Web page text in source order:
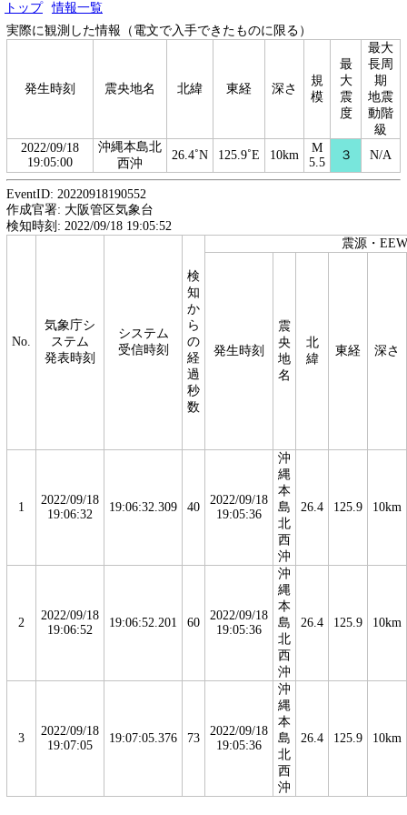
トップ
情報一覧
実際に観測した情報（電文で入手できたものに限る）
発生時刻 震央地名 北緯 東経 深さ
規
模
最
大
震
度
最大
長周
期
地震
動階
級
2022/09/18
19:05:00
沖縄本島北
西沖
26.4˚N 125.9˚E 10km
M
5.5
３ N/A
EventID: 20220918190552
作成官署: 大阪管区気象台
検知時刻: 2022/09/18 19:05:52
No.
気象庁シ
ステム
発表時刻
システム
受信時刻
検
知
か
ら
の
経
過
秒
数
震源・
発生時刻
震
央
地
名
北
緯
東経 深さ
1
2022/09/18
19:06:32
19:06:32.309 40
2022/09/18
19:05:36
沖
縄
本
島
北
西
沖
26.4 125.9 10km
2
2022/09/18
19:06:52
19:06:52.201 60
2022/09/18
19:05:36
沖
縄
本
島
北
西
沖
26.4 125.9 10km
3
2022/09/18
19:07:05
19:07:05.376 73
2022/09/18
19:05:36
沖
縄
本
島
北
西
沖
26.4 125.9 10km